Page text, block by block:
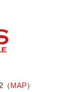
（MAP）